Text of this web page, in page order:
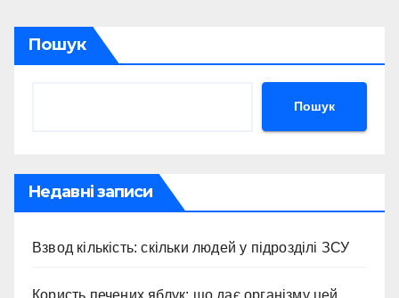
Пошук
Пошук
Недавні записи
Взвод кількість: скільки людей у підрозділі ЗСУ
Користь печених яблук: що дає організму цей